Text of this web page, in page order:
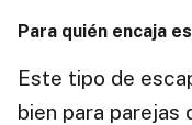
Para quién encaja
Este tipo de
bien para parejas